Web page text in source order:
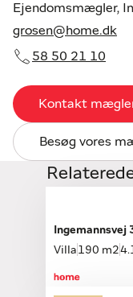
Ejendomsmægler,
grosen@home.dk
58 50 21 10
Kontakt
Besøg vores
Ingemannsvej
Villa 190 m2